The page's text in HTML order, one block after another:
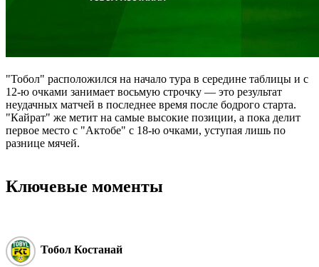
"Тобол" расположился на начало тура в середине таблицы и с
12-ю очками занимает восьмую строчку ― это результат
неудачных матчей в последнее время после бодрого старта.
"Кайрат" же метит на самые высокие позиции, а пока делит
первое место с "Актобе" с 18-ю очками, уступая лишь по
разнице мячей.
Ключевые моменты
Тобол Костанай